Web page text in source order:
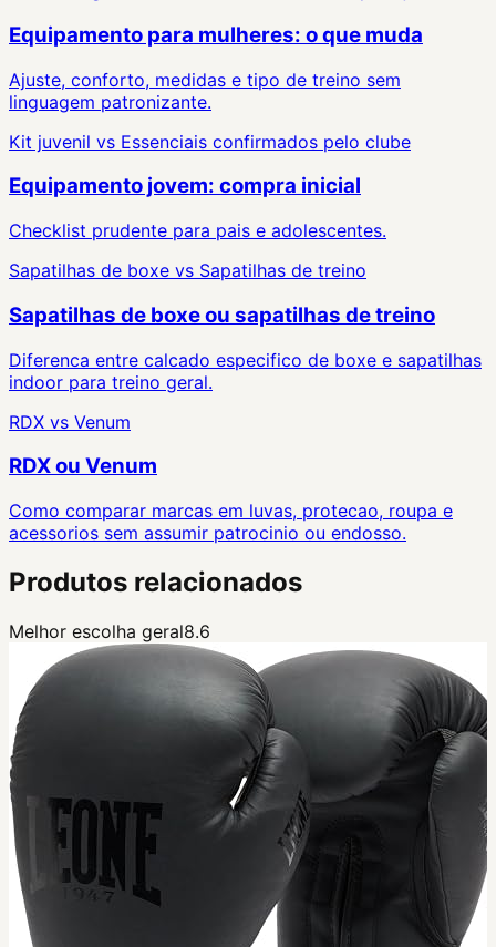
Equipamento para mulheres: o que muda
Ajuste, conforto, medidas e tipo de treino sem
linguagem patronizante.
Kit juvenil vs Essenciais confirmados pelo clube
Equipamento jovem: compra inicial
Checklist prudente para pais e adolescentes.
Sapatilhas de boxe vs Sapatilhas de treino
Sapatilhas de boxe ou sapatilhas de treino
Diferenca entre calcado especifico de boxe e sapatilhas
indoor para treino geral.
RDX vs Venum
RDX ou Venum
Como comparar marcas em luvas, protecao, roupa e
acessorios sem assumir patrocinio ou endosso.
Produtos relacionados
Melhor escolha geral8.6